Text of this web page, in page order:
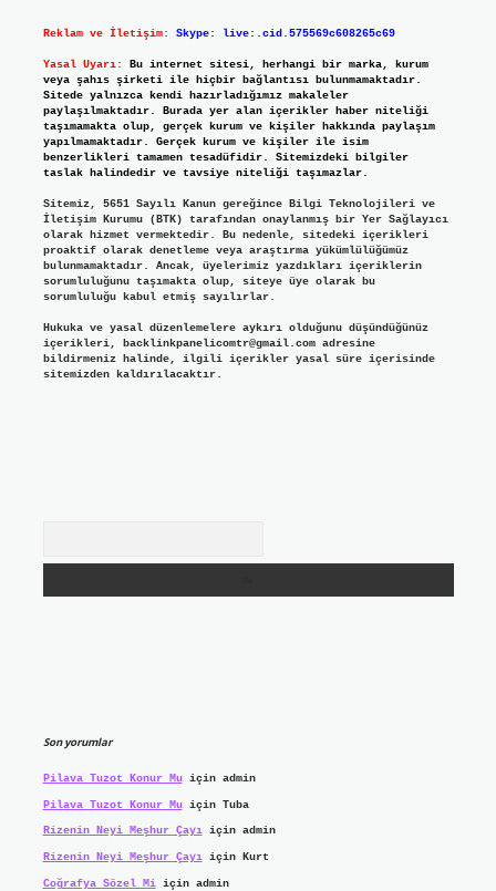
Reklam ve İletişim: Skype: live:.cid.575569c608265c69
Yasal Uyarı:
Bu internet sitesi, herhangi bir marka, kurum
veya şahıs şirketi ile hiçbir bağlantısı bulunmamaktadır.
Sitede yalnızca kendi hazırladığımız makaleler
paylaşılmaktadır. Burada yer alan içerikler haber niteliği
taşımamakta olup, gerçek kurum ve kişiler hakkında paylaşım
yapılmamaktadır. Gerçek kurum ve kişiler ile isim
benzerlikleri tamamen tesadüfidir. Sitemizdeki bilgiler
taslak halindedir ve tavsiye niteliği taşımazlar.
Sitemiz, 5651 Sayılı Kanun gereğince Bilgi Teknolojileri ve
İletişim Kurumu (BTK) tarafından onaylanmış bir Yer Sağlayıcı
olarak hizmet vermektedir. Bu nedenle, sitedeki içerikleri
proaktif olarak denetleme veya araştırma yükümlülüğümüz
bulunmamaktadır. Ancak, üyelerimiz yazdıkları içeriklerin
sorumluluğunu taşımakta olup, siteye üye olarak bu
sorumluluğu kabul etmiş sayılırlar.
Hukuka ve yasal düzenlemelere aykırı olduğunu düşündüğünüz
içerikleri, backlinkpanelicomtr@gmail.comadresine
bildirmeniz halinde, ilgili içerikler yasal süre içerisinde
sitemizden kaldırılacaktır.
Son yorumlar
Pilava Tuzot Konur Muiçin admin
Pilava Tuzot Konur Muiçin Tuba
Rizenin Neyi Meşhur Çayıiçin admin
Rizenin Neyi Meşhur Çayıiçin Kurt
Coğrafya Sözel Miiçin admin